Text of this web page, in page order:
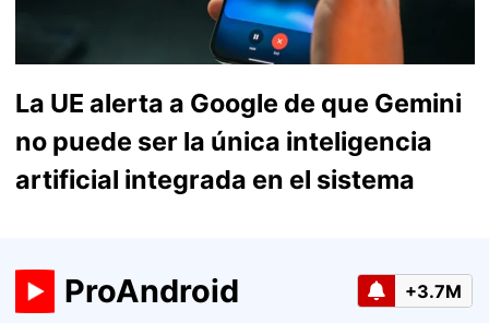
La UE alerta a Google de que Gemini
no puede ser la única inteligencia
artificial integrada en el sistema
ProAndroid +3.7M